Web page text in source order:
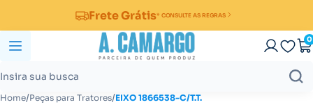
Frete Grátis* CONSULTE AS REGRAS
0
Home/Peças para Tratores/EIXO 1866538-C/T.T.